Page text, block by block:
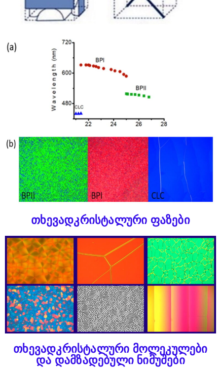
თხევადკრისტალური ფაზები
თხევადკრისტალური მოლეკულები
და დამზადებული ნიმუშები